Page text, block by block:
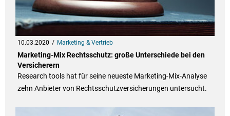
10.03.2020 Marketing & Vertrieb
Marketing-Mix Rechtsschutz: große Unterschiede bei den
Versicherern
Research tools hat für seine neueste Marketing-Mix-Analyse
zehn Anbieter von Rechtsschutzversicherungen untersucht.